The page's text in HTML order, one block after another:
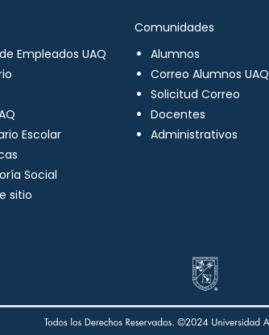
Empleados UAQ
Escolar
Social
sitio
Comunidades
Alumnos
Correo Alumnos UAQ
Solicitud Correo
Docentes
Administrativos